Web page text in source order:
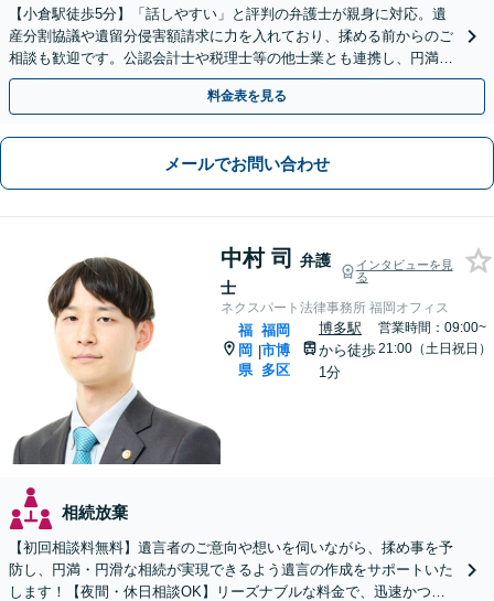
【小倉駅徒歩5分】「話しやすい」と評判の弁護士が親身に対応。遺
産分割協議や遺留分侵害額請求に力を入れており、揉める前からのご
相談も歓迎です。公認会計士や税理士等の他士業とも連携し、円満な
解決を全力でサポートいたします。まずはご相談ください。
料金表を見る
メールでお問い合わせ
中村 司
弁護
士
インタビューを見
る
ネクスパート法律事務所 福岡オフィス
福
岡
県
|
福岡
市博
多区
博多駅
から徒歩
1分
営業時間：09:00~
21:00（土日祝日）
相続放棄
【初回相談料無料】遺言者のご意向や想いを伺いながら、揉め事を予
防し、円満・円滑な相続が実現できるよう遺言の作成をサポートいた
します！【夜間・休日相談OK】リーズナブルな料金で、迅速かつス